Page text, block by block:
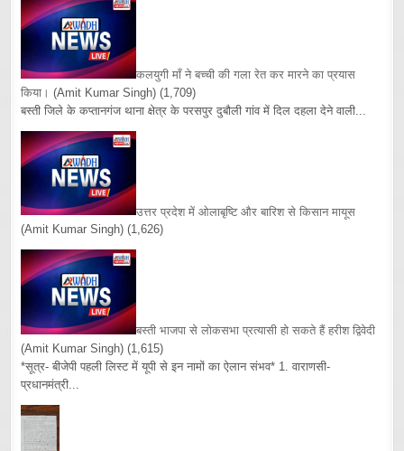
कलयुगी माँ ने बच्ची की गला रेत कर मारने का प्रयास
किया। (Amit Kumar Singh) (1,709)
बस्ती जिले के कप्तानगंज थाना क्षेत्र के परसपुर दुबौली गांव में दिल दहला देने वाली...
उत्तर प्रदेश में ओलाबृष्टि और बारिश से किसान मायूस
(Amit Kumar Singh) (1,626)
बस्ती भाजपा से लोकसभा प्रत्यासी हो सकते हैं हरीश द्विवेदी
(Amit Kumar Singh) (1,615)
*सूत्र- बीजेपी पहली लिस्ट में यूपी से इन नामों का ऐलान संभव* 1. वाराणसी-
प्रधानमंत्री...